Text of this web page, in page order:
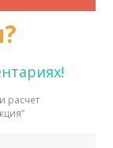
расчет
”